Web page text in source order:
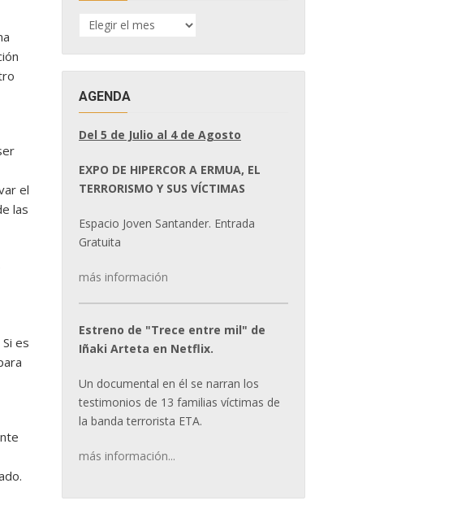
el
las
es
HISTÓRICO
DE
AGENDA
Del 5 de Julio al 4 de Agosto
EXPO DE HIPERCOR A ERMUA, EL
TERRORISMO Y SUS VÍCTIMAS
Espacio Joven Santander. Entrada
Gratuita
más información
Estreno de "Trece entre mil" de
Iñaki Arteta en Netflix.
Un documental en él se narran los
testimonios de 13 familias víctimas de
la banda terrorista ETA.
más información...